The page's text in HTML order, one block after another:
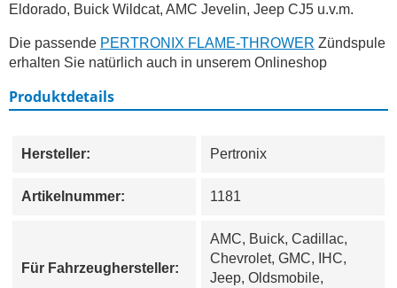
Eldorado, Buick Wildcat, AMC Jevelin, Jeep CJ5 u.v.m.
Die passende PERTRONIX FLAME-THROWER Zündspule
erhalten Sie natürlich auch in unserem Onlineshop
Produktdetails
Hersteller: Pertronix
Artikelnummer: 1181
Für Fahrzeughersteller:
AMC, Buick, Cadillac,
Chevrolet, GMC, IHC,
Jeep, Oldsmobile,